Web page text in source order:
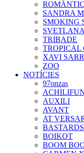
SANDRA
SMOKING
SVETLANA
TRIBADE
XAVI
ZOO
NOTÍCIES
97onzas
AUXILI
AVANT
AT
BASTARDS
BOIKOT
BOOM